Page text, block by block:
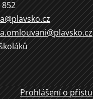
852
Prohlášení o